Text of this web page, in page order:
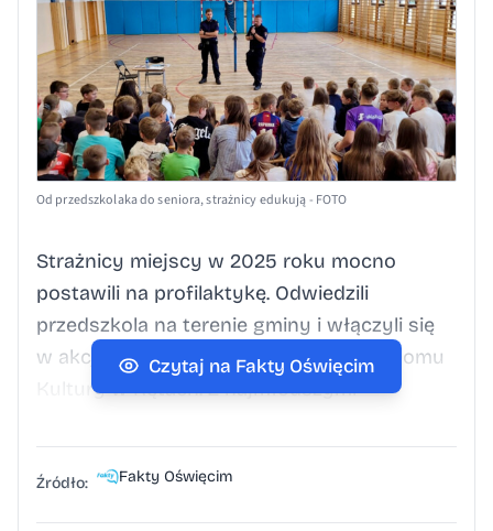
Od przedszkolaka do seniora, strażnicy edukują - FOTO
Strażnicy miejscy w 2025 roku mocno
postawili na profilaktykę. Odwiedzili
przedszkola na terenie gminy i włączyli się
w akcję „Bezpieczny Przedszkolak” w Domu
Kultury w Kętach. Z najmłodszymi
zasadach zachowania w budynku i poza nim
oraz o tym, jak reagować na kontakt
z osobą obcą. Starsze dzieci i młodzież ze
Czytaj na Fakty Oświęcim
Źródło: Fakty Oświęcim